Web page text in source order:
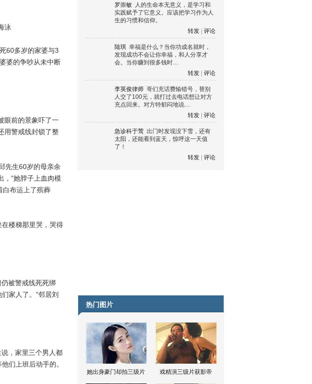
泳
60多岁的家婆与3
婆的争吵从未中断
眼前的景象吓了一
用警戒线封锁了整
先生60岁的母亲余
，“她脖子上血肉模
白布运上了殡葬
楼梯那里哭，哭得
被警戒线死死绑
家人了。”邻居刘
，家里三个男人都
们上班后动手的。
罗崇敏 人的生命本无意义，是学习和
实践赋予了它意义。应该把学习作为人
生的习惯和信仰。
转发
评论
陆琪 幸福是什么？当你功成名就时，
发现成功不会让你幸福，和人分享才
会。当你赚到很多钱时…
转发
评论
李英俊律师 哥们充话费输错号，替别
人交了100元，就打过去电话想让对方
充点回来。对方特郁闷地说…
转发
评论
急诊科于莺 出门时发现没下雪，还有
太阳，还能看到蓝天，惊呼这一天值
了！
转发
评论
热门图片
她出身豪门却拍三级片 戏精演三级片获影帝